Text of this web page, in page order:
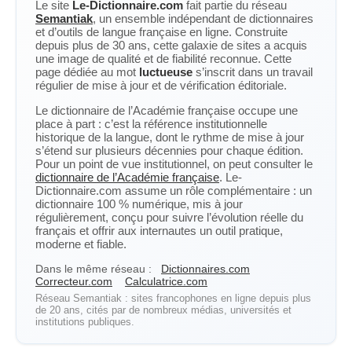
Le site Le-Dictionnaire.com fait partie du réseau
Semantiak, un ensemble indépendant de dictionnaires
et d’outils de langue française en ligne. Construite
depuis plus de 30 ans, cette galaxie de sites a acquis
une image de qualité et de fiabilité reconnue. Cette
page dédiée au mot luctueuse s’inscrit dans un travail
régulier de mise à jour et de vérification éditoriale.
Le dictionnaire de l’Académie française occupe une
place à part : c’est la référence institutionnelle
historique de la langue, dont le rythme de mise à jour
s’étend sur plusieurs décennies pour chaque édition.
Pour un point de vue institutionnel, on peut consulter le
dictionnaire de l’Académie française. Le-
Dictionnaire.com assume un rôle complémentaire : un
dictionnaire 100 % numérique, mis à jour
régulièrement, conçu pour suivre l’évolution réelle du
français et offrir aux internautes un outil pratique,
moderne et fiable.
Dans le même réseau :
Dictionnaires.com
Correcteur.com
Calculatrice.com
Réseau Semantiak : sites francophones en ligne depuis plus
de 20 ans, cités par de nombreux médias, universités et
institutions publiques.